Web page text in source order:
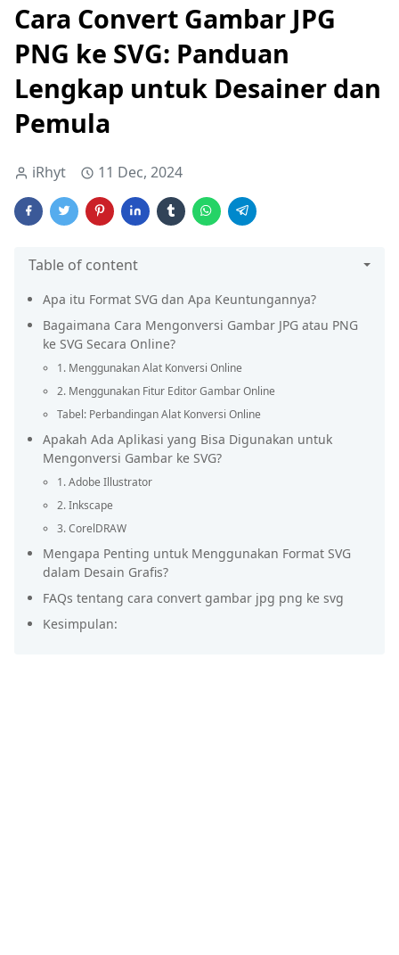
Cara Convert Gambar JPG
PNG ke SVG: Panduan
Lengkap untuk Desainer dan
Pemula
iRhyt 11 Dec, 2024
Table of content
Apa itu Format SVG dan Apa Keuntungannya?
Bagaimana Cara Mengonversi Gambar JPG atau PNG
ke SVG Secara Online?
1. Menggunakan Alat Konversi Online
2. Menggunakan Fitur Editor Gambar Online
Tabel: Perbandingan Alat Konversi Online
Apakah Ada Aplikasi yang Bisa Digunakan untuk
Mengonversi Gambar ke SVG?
1. Adobe Illustrator
2. Inkscape
3. CorelDRAW
Mengapa Penting untuk Menggunakan Format SVG
dalam Desain Grafis?
FAQs tentang cara convert gambar jpg png ke svg
Kesimpulan: